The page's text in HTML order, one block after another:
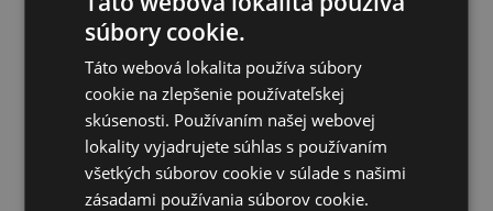
PUHU solárny set pre elektrický ohradník 8J + panel 60 W
437,97€
súbory cookie.
Táto webová lokalita používa súbory
cookie na zlepšenie používateľskej
skúsenosti. Používaním našej webovej
lokality vyjadrujete súhlas s používaním
všetkých súborov cookie v súlade s našimi
zásadami používania súborov cookie.